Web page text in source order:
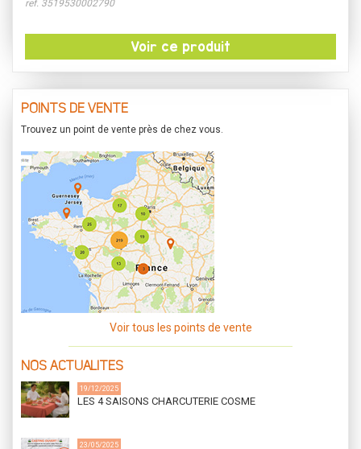
ref. 3519530002790
Voir ce produit
POINTS DE VENTE
Trouvez un point de vente près de chez vous.
Voir tous les points de vente
NOS ACTUALITES
19/12/2025
LES 4 SAISONS CHARCUTERIE COSME
23/05/2025